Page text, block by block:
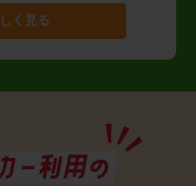
く見る